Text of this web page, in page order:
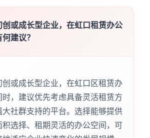
创或成长型企业，在虹口租赁办公
建议？
创或成长型企业，在虹口区租赁办
时，建议优先考虑具备灵活租赁方
大社群支持的平台。选择能够提供
积选择、租期灵活的办公空间，可